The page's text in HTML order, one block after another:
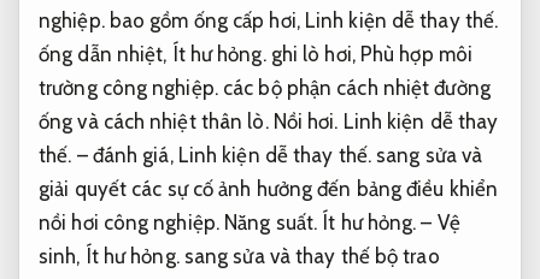
nghiệp.bao gồm ống cấp hơi, Linh kiện dễ thay thế.
ống dẫn nhiệt, Ít hư hỏng.ghi lò hơi, Phù hợp môi
trường công nghiệp.các bộ phận cách nhiệt đường
ống và cách nhiệt thân lò. Nồi hơi. Linh kiện dễ thay
thế. – đánh giá, Linh kiện dễ thay thế.sang sửa và
giải quyết các sự cố ảnh hưởng đến bảng điều khiển
nồi hơi công nghiệp. Năng suất. Ít hư hỏng. – Vệ
sinh, Ít hư hỏng.sang sửa và thay thế bộ trao